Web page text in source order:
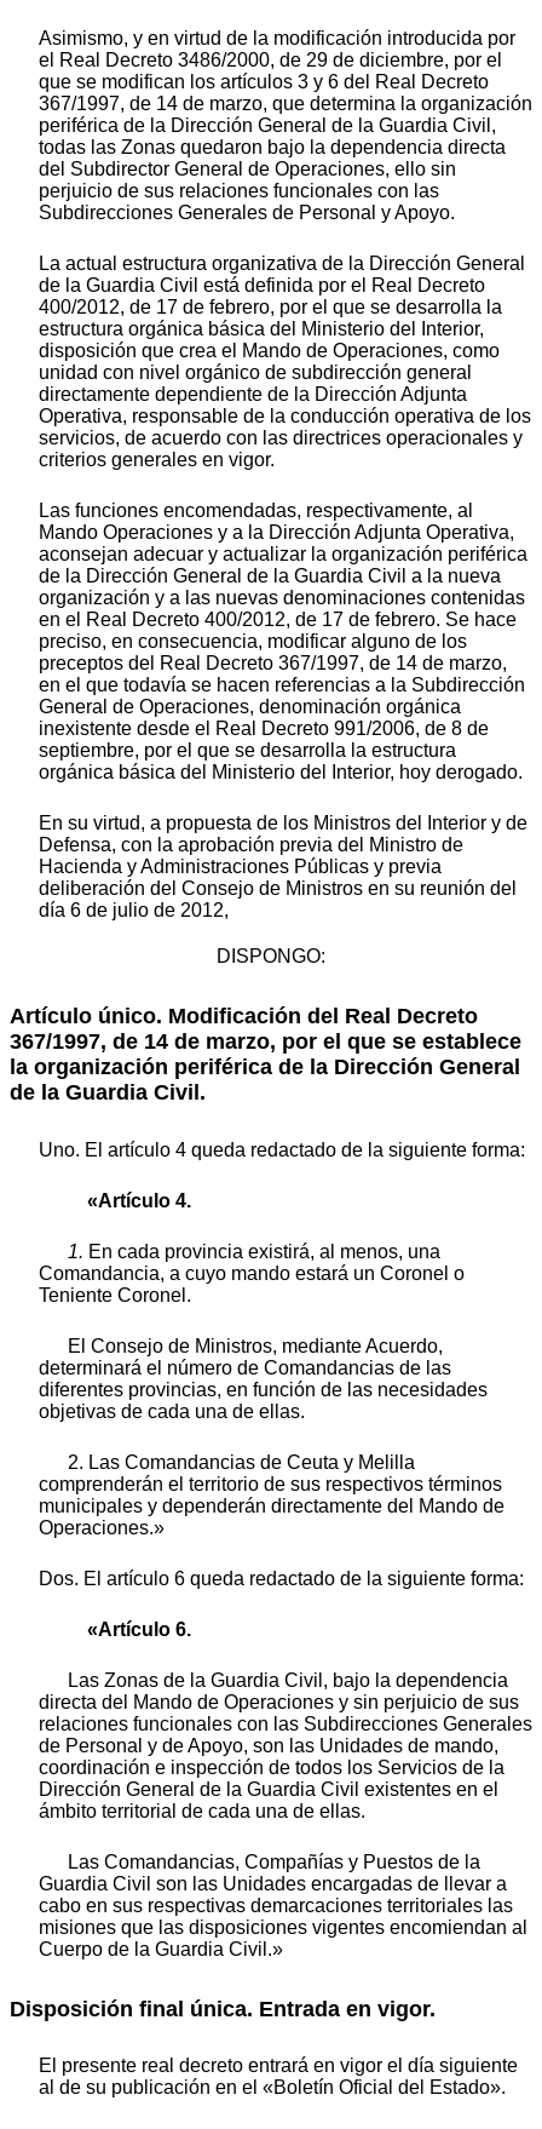
Asimismo, y en virtud de la modificación introducida por
el Real Decreto 3486/2000, de 29 de diciembre, por el
que se modifican los artículos 3 y 6 del Real Decreto
367/1997, de 14 de marzo, que determina la organización
periférica de la Dirección General de la Guardia Civil,
todas las Zonas quedaron bajo la dependencia directa
del Subdirector General de Operaciones, ello sin
perjuicio de sus relaciones funcionales con las
Subdirecciones Generales de Personal y Apoyo.
La actual estructura organizativa de la Dirección General
de la Guardia Civil está definida por el Real Decreto
400/2012, de 17 de febrero, por el que se desarrolla la
estructura orgánica básica del Ministerio del Interior,
disposición que crea el Mando de Operaciones, como
unidad con nivel orgánico de subdirección general
directamente dependiente de la Dirección Adjunta
Operativa, responsable de la conducción operativa de los
servicios, de acuerdo con las directrices operacionales y
criterios generales en vigor.
Las funciones encomendadas, respectivamente, al
Mando Operaciones y a la Dirección Adjunta Operativa,
aconsejan adecuar y actualizar la organización periférica
de la Dirección General de la Guardia Civil a la nueva
organización y a las nuevas denominaciones contenidas
en el Real Decreto 400/2012, de 17 de febrero. Se hace
preciso, en consecuencia, modificar alguno de los
preceptos del Real Decreto 367/1997, de 14 de marzo,
en el que todavía se hacen referencias a la Subdirección
General de Operaciones, denominación orgánica
inexistente desde el Real Decreto 991/2006, de 8 de
septiembre, por el que se desarrolla la estructura
orgánica básica del Ministerio del Interior, hoy derogado.
En su virtud, a propuesta de los Ministros del Interior y de
Defensa, con la aprobación previa del Ministro de
Hacienda y Administraciones Públicas y previa
deliberación del Consejo de Ministros en su reunión del
día 6 de julio de 2012,
DISPONGO:
Artículo único. Modificación del Real Decreto
367/1997, de 14 de marzo, por el que se establece
la organización periférica de la Dirección General
de la Guardia Civil.
Uno. El artículo 4 queda redactado de la siguiente forma:
«Artículo 4.
1. En cada provincia existirá, al menos, una
Comandancia, a cuyo mando estará un Coronel o
Teniente Coronel.
El Consejo de Ministros, mediante Acuerdo,
determinará el número de Comandancias de las
diferentes provincias, en función de las necesidades
objetivas de cada una de ellas.
2. Las Comandancias de Ceuta y Melilla
comprenderán el territorio de sus respectivos términos
municipales y dependerán directamente del Mando de
Operaciones.»
Dos. El artículo 6 queda redactado de la siguiente forma:
«Artículo 6.
Las Zonas de la Guardia Civil, bajo la dependencia
directa del Mando de Operaciones y sin perjuicio de sus
relaciones funcionales con las Subdirecciones Generales
de Personal y de Apoyo, son las Unidades de mando,
coordinación e inspección de todos los Servicios de la
Dirección General de la Guardia Civil existentes en el
ámbito territorial de cada una de ellas.
Las Comandancias, Compañías y Puestos de la
Guardia Civil son las Unidades encargadas de llevar a
cabo en sus respectivas demarcaciones territoriales las
misiones que las disposiciones vigentes encomiendan al
Cuerpo de la Guardia Civil.»
Disposición final única. Entrada en vigor.
El presente real decreto entrará en vigor el día siguiente
al de su publicación en el «Boletín Oficial del Estado».